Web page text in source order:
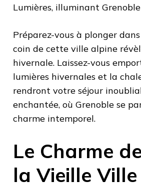
Lumières, illuminant
Préparez-vous à plonger
coin de cette ville alpine
hivernale. Laissez-vous
lumières hivernales et la
rendront votre séjour
enchantée, où Grenoble se
charme intemporel.
Le Charme
la Vieille Ville